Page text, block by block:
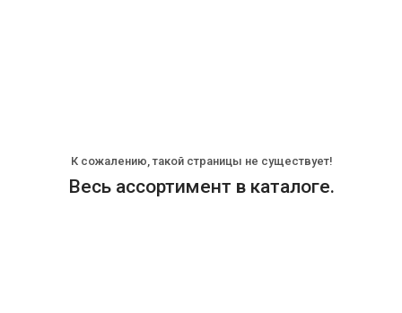
К сожалению, такой страницы не существует!
Весь ассортимент в каталоге.